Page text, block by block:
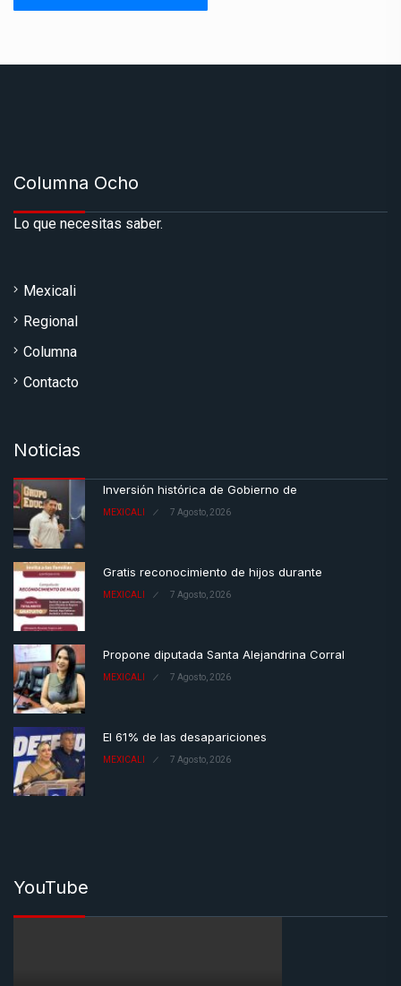
Columna Ocho
Lo que necesitas saber.
Mexicali
Regional
Columna
Contacto
Noticias
Inversión histórica de Gobierno de
MEXICALI 7 Agosto, 2026
Gratis reconocimiento de hijos durante
MEXICALI 7 Agosto, 2026
Propone diputada Santa Alejandrina Corral
MEXICALI 7 Agosto, 2026
El 61% de las desapariciones
MEXICALI 7 Agosto, 2026
YouTube